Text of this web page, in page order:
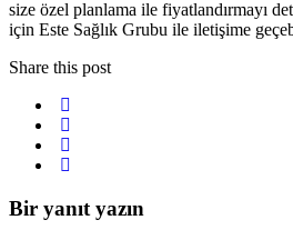
size özel planlama ile fiyatlandırmayı
için Este Sağlık Grubu ile iletişime
Share this post
Bir yanıt yazın